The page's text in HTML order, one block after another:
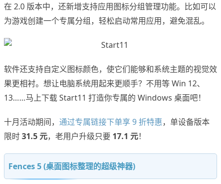
在 2.0 版本中，还新增支持应用图标分组管理功能。比如可以
为游戏创建一个专属分组，轻松启动常用应用，避免混乱。
软件还支持自定义图标颜色，使它们能够和系统主题的视觉效
果更相衬。想让电脑系统用起来更顺手？不用等 Win 12、
13……马上下载 Start11 打造你专属的 Windows 桌面吧！
十月活动期间， 通过专属链接下单享 9 折特惠，单设备版本
限时31.5 元，老用户升级只要 17.1 元！
Fences 5 (桌面图标整理的超级神器)